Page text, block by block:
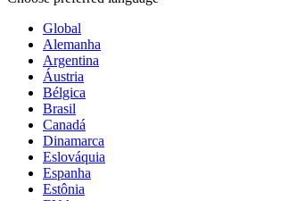
Global
Alemanha
Argentina
Áustria
Bélgica
Brasil
Canadá
Dinamarca
Eslováquia
Espanha
Estônia